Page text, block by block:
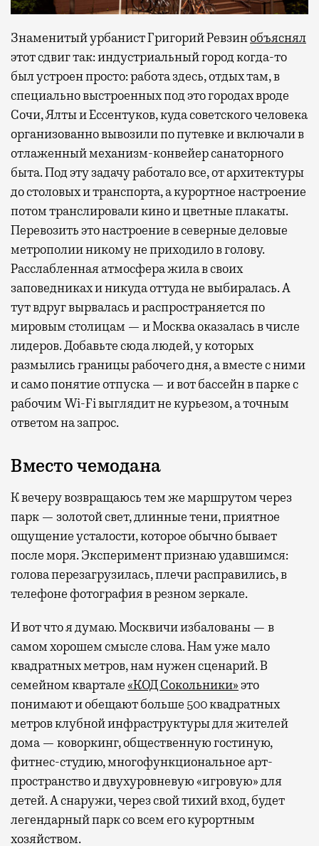
Знаменитый урбанист Григорий Ревзинобъяснял
этот сдвиг так: индустриальный город когда-то
был устроен просто: работа здесь, отдых там, в
специально выстроенных под это городах вроде
Сочи, Ялты и Ессентуков, куда советского человека
организованно вывозили по путевке и включали в
отлаженный механизм-конвейер санаторного
быта. Под эту задачу работало все, от архитектуры
до столовых и транспорта, а курортное настроение
потом транслировали кино и цветные плакаты.
Перевозить это настроение в северные деловые
метрополии никому не приходило в голову.
Расслабленная атмосфера жила в своих
заповедниках и никуда оттуда не выбиралась. А
тут вдруг вырвалась и распространяется по
мировым столицам — и Москва оказалась в числе
лидеров. Добавьте сюда людей, у которых
размылись границы рабочего дня, а вместе с ними
и само понятие отпуска — и вот бассейн в парке с
рабочим Wi-Fi выглядит не курьезом, а точным
ответом на запрос.
Вместо чемодана
К вечеру возвращаюсь тем же маршрутом через
парк — золотой свет, длинные тени, приятное
ощущение усталости, которое обычно бывает
после моря. Эксперимент признаю удавшимся:
голова перезагрузилась, плечи расправились, в
телефоне фотография в резном зеркале.
И вот что я думаю. Москвичи избалованы — в
самом хорошем смысле слова. Нам уже мало
квадратных метров, нам нужен сценарий. В
семейном квартале«КОД Сокольники»это
понимают и обещают больше 500 квадратных
метров клубной инфраструктуры для жителей
дома — коворкинг, общественную гостиную,
фитнес-студию, многофункциональное арт-
пространство и двухуровневую «игровую» для
детей. А снаружи, через свой тихий вход, будет
легендарный парк со всем его курортным
хозяйством.